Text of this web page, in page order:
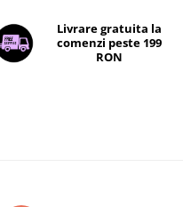
Livrare gratuita la
comenzi peste 199
RON